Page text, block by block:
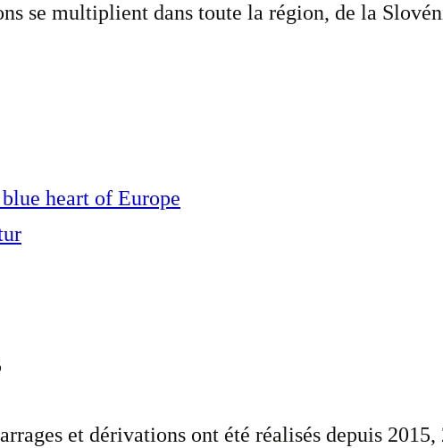
se multiplient dans toute la région, de la
heart of Europe
et dérivations ont été réalisés depuis